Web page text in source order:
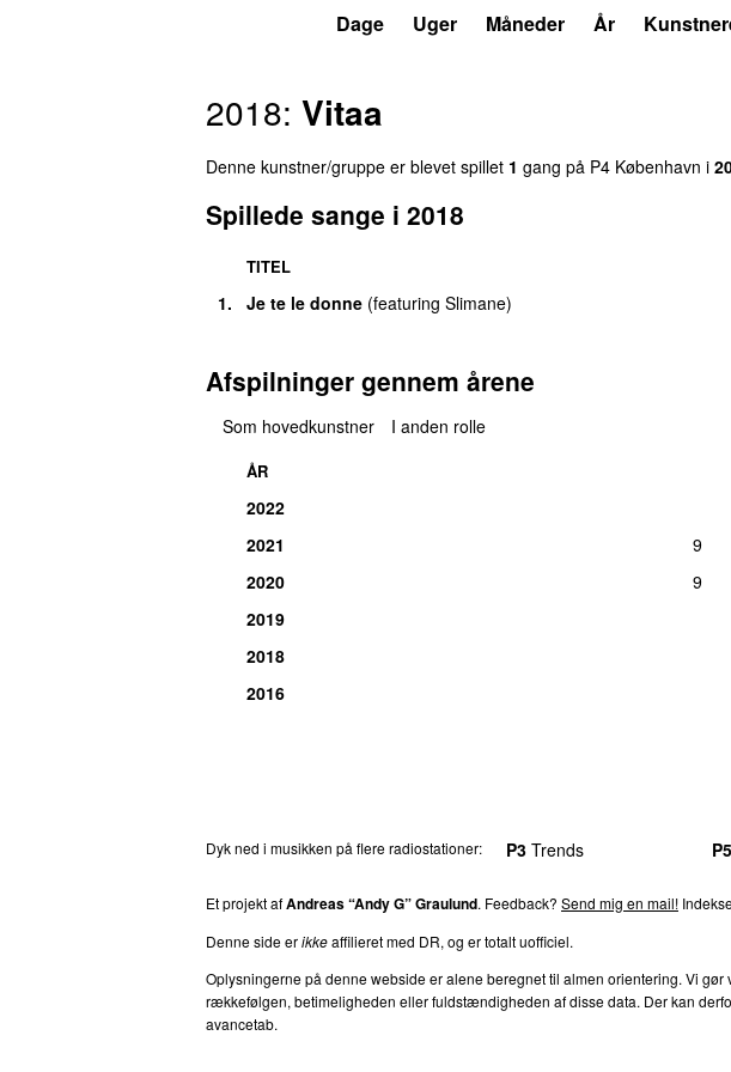
Dage Uger Måneder År
2018: Vitaa
Denne kunstner/gruppe er blevet spillet 1 gang på P4 København i
Spillede sange i 2018
TITEL
1. Je te le donne (featuring Slimane)
Afspilninger gennem årene
Som hovedkunstner I anden rolle
ÅR
2022
2021
9
2020
9
2019
2018
2016
Dyk ned i musikken på flere radiostationer: P3 Trends P5
Et projekt afAndreas “Andy G” Graulund. Feedback? Send mig en mail!
Denne side erikkeaffilieret med DR, og er totalt uofficiel.
Oplysningerne på denne webside er alene beregnet til almen orientering. Vi
rækkefølgen, betimeligheden eller fuldstændigheden af disse data. Der kan
avancetab.